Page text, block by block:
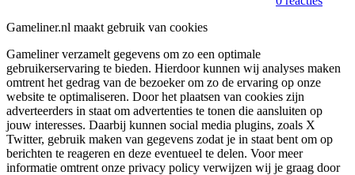
Gameliner.nl maakt gebruik van cookies
Gameliner verzamelt gegevens om zo een optimale
gebruikerservaring te bieden. Hierdoor kunnen wij analyses maken
omtrent het gedrag van de bezoeker om zo de ervaring op onze
website te optimaliseren. Door het plaatsen van cookies zijn
adverteerders in staat om advertenties te tonen die aansluiten op
jouw interesses. Daarbij kunnen social media plugins, zoals X
Twitter, gebruik maken van gegevens zodat je in staat bent om op
berichten te reageren en deze eventueel te delen. Voor meer
informatie omtrent onze privacy policy verwijzen wij je graag door